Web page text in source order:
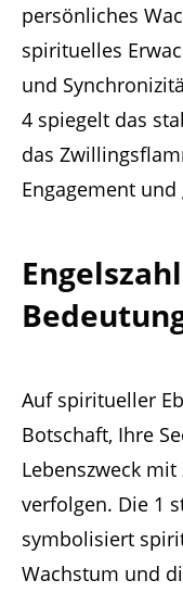
persönliches
spirituelles
und
4 spiegelt das
das
Engagement
Auf spiritueller
Botschaft, Ihre
Lebenszweck
verfolgen. Die 1
symbolisiert
Wachstum und